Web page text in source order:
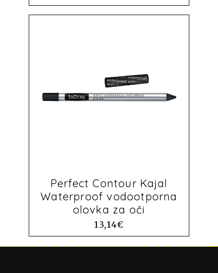
Perfect Contour Kajal
Waterproof vodootporna
olovka za oči
13,14€